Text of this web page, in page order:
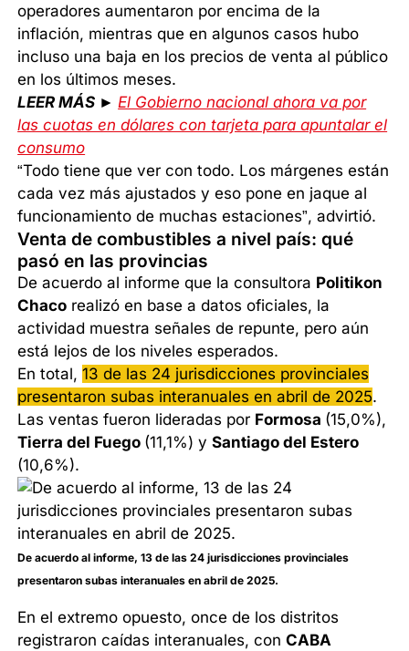
operadores aumentaron por encima de la
inflación, mientras que en algunos casos hubo
incluso una baja en los precios de venta al público
en los últimos meses.
LEER MÁS ► El Gobierno nacional ahora va por
las cuotas en dólares con tarjeta para apuntalar el
consumo
“Todo tiene que ver con todo. Los márgenes están
cada vez más ajustados y eso pone en jaque al
funcionamiento de muchas estaciones”, advirtió.
Venta de combustibles a nivel país: qué
pasó en las provincias
De acuerdo al informe que la consultora Politikon
Chaco realizó en base a datos oficiales, la
actividad muestra señales de repunte, pero aún
está lejos de los niveles esperados.
En total,13 de las 24 jurisdicciones provinciales
presentaron subas interanuales en abril de 2025.
Las ventas fueron lideradas por Formosa (15,0%),
Tierra del Fuego (11,1%) ySantiago del Estero
(10,6%).
De acuerdo al informe, 13 de las 24 jurisdicciones provinciales
presentaron subas interanuales en abril de 2025.
En el extremo opuesto, once de los distritos
registraron caídas interanuales, conCABA